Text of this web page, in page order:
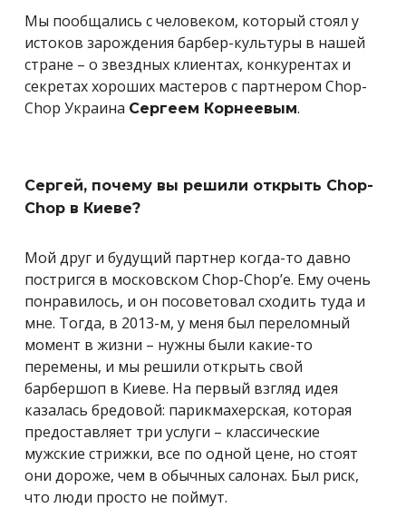
Мы пообщались с человеком, который стоял у
истоков зарождения барбер-культуры в нашей
стране – о звездных клиентах, конкурентах и
секретах хороших мастеров с партнером Chop-
Chop Украина Сергеем Корнеевым.
Сергей, почему вы решили открыть Chop-
Chop в Киеве?
Мой друг и будущий партнер когда-то давно
постригся в московском Chop-Chop’е. Ему очень
понравилось, и он посоветовал сходить туда и
мне. Тогда, в 2013-м, у меня был переломный
момент в жизни – нужны были какие-то
перемены, и мы решили открыть свой
барбершоп в Киеве. На первый взгляд идея
казалась бредовой: парикмахерская, которая
предоставляет три услуги – классические
мужские стрижки, все по одной цене, но стоят
они дороже, чем в обычных салонах. Был риск,
что люди просто не поймут.